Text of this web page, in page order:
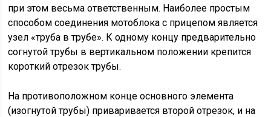
при этом весьма ответственным. Наиболее простым
способом соединения мотоблока с прицепом является
узел «труба в трубе». К одному концу предварительно
согнутой трубы в вертикальном положении крепится
короткий отрезок трубы.
На противоположном конце основного элемента
(изогнутой трубы) приваривается второй отрезок, и на